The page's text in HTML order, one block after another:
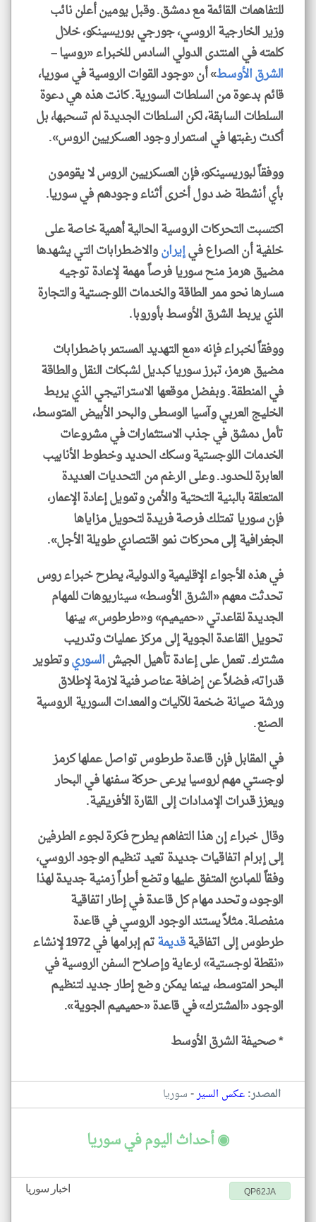
للتفاهمات القائمة مع دمشق. وقبل يومين أعلن نائب
وزير الخارجية الروسي، جورجي بوريسينكو، خلال
كلمته في المنتدى الدولي السادس للخبراء «روسيا –
الشرق الأوسط» أن «وجود القوات الروسية في سوريا،
قائم بدعوة من السلطات السورية. كانت هذه هي دعوة
السلطات السابقة، لكن السلطات الجديدة لم تسحبها، بل
أكدت رغبتها في استمرار وجود العسكريين الروس».
ووفقاً لبوريسينكو، فإن العسكريين الروس لا يقومون
بأي أنشطة ضد دول أخرى أثناء وجودهم في سوريا.
اكتسبت التحركات الروسية الحالية أهمية خاصة على
خلفية أن الصراع فيإيرانوالاضطرابات التي يشهدها
مضيق هرمز منح سوريا فرصاً مهمة لإعادة توجيه
مسارها نحو ممر الطاقة والخدمات اللوجستية والتجارة
الذي يربط الشرق الأوسط بأوروبا.
ووفقاً لخبراء فإنه «مع التهديد المستمر باضطرابات
مضيق هرمز، تبرز سوريا كبديل لشبكات النقل والطاقة
في المنطقة. وبفضل موقعها الاستراتيجي الذي يربط
الخليج العربي وآسيا الوسطى والبحر الأبيض المتوسط،
تأمل دمشق في جذب الاستثمارات في مشروعات
الخدمات اللوجستية وسكك الحديد وخطوط الأنابيب
العابرة للحدود. وعلى الرغم من التحديات العديدة
المتعلقة بالبنية التحتية والأمن وتمويل إعادة الإعمار،
فإن سوريا تمتلك فرصة فريدة لتحويل مزاياها
الجغرافية إلى محركات نمو اقتصادي طويلة الأجل».
في هذه الأجواء الإقليمية والدولية، يطرح خبراء روس
تحدثت معهم «الشرق الأوسط» سيناريوهات للمهام
الجديدة لقاعدتي «حميميم» و«طرطوس»، بينها
تحويل القاعدة الجوية إلى مركز عمليات وتدريب
مشترك. تعمل على إعادة تأهيل الجيشالسوريوتطوير
قدراته، فضلاً عن إضافة عناصر فنية لازمة لإطلاق
ورشة صيانة ضخمة للآليات والمعدات السورية الروسية
الصنع.
في المقابل فإن قاعدة طرطوس تواصل عملها كرمز
لوجستي مهم لروسيا يرعى حركة سفنها في البحار
ويعزز قدرات الإمدادات إلى القارة الأفريقية.
وقال خبراء إن هذا التفاهم يطرح فكرة لجوء الطرفين
إلى إبرام اتفاقيات جديدة تعيد تنظيم الوجود الروسي،
وفقاً للمبادئ المتفق عليها وتضع أطراً زمنية جديدة لهذا
الوجود، وتحدد مهام كل قاعدة في إطار اتفاقية
منفصلة. مثلاً يستند الوجود الروسي في قاعدة
طرطوس إلى اتفاقيةقديمة
تم إبرامها في 1972 لإنشاء
«نقطة لوجستية» لرعاية وإصلاح السفن الروسية في
البحر المتوسط، بينما يمكن وضع إطار جديد لتنظيم
الوجود «المشترك» في قاعدة «حميميم الجوية».
* صحيفة الشرق الأوسط
المصدر:عكس السير-سوريا
◉ أحداث اليوم في سوريا
اخبار سوريا QP62JA